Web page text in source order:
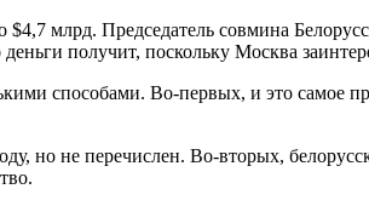
млрд. Председатель совмина
получит, поскольку Москва
способами. Во-первых, и это
но не перечислен. Во-вторых,